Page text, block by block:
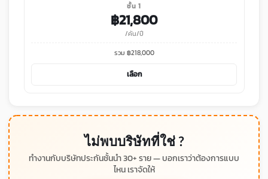
ชั้น 1
฿21,800
/คัน/ปี
รวม ฿218,000
เลือก
ไม่พบบริษัทที่ใช่ ?
ทำงานกับบริษัทประกันชั้นนำ 30+ ราย — บอกเราว่าต้องการแบบ
ไหน เราจัดให้